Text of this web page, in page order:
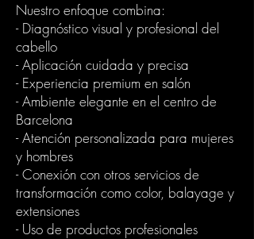
Nuestro enfoque combina:
- Diagnóstico visual y profesional del
cabello
- Aplicación cuidada y precisa
- Experiencia premium en salón
- Ambiente elegante en el centro de
Barcelona
- Atención personalizada para mujeres
y hombres
- Conexión con otros servicios de
transformación como color, balayage y
extensiones
- Uso de productos profesionales